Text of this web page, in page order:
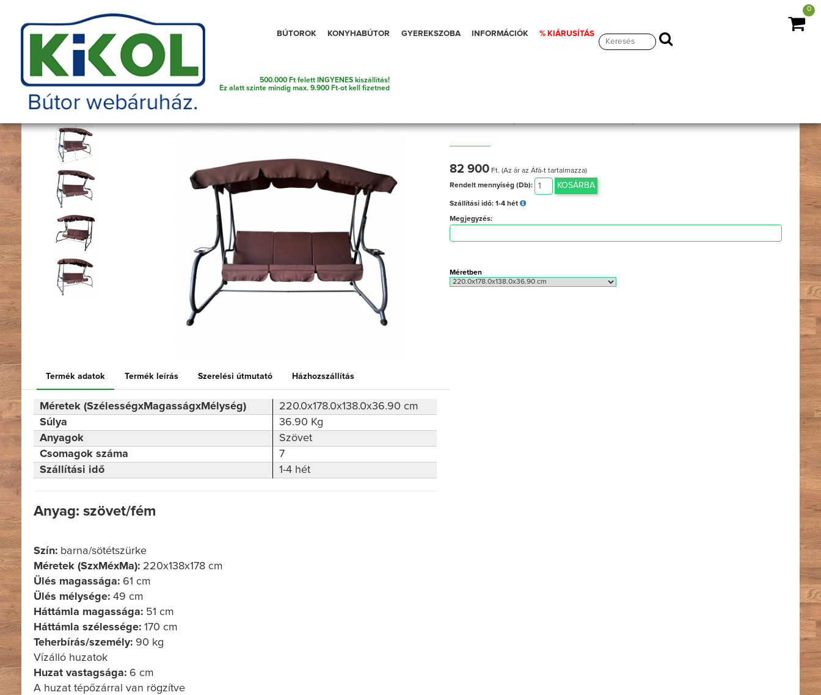
BÚTOROK KONYHABÚTOR GYEREKSZOBA INFORMÁCIÓK % KIÁRUSÍTÁS
500.000 Ft felett INGYENES kiszállítás!
Ez alatt szinte mindig max. 9.900 Ft-ot kell fizetned
0
Főoldal Bútorok Kerti bútor Függőágy, függőfotel
Termék adatok Termék leírás Szerelési útmutató Házhozszállítás
Méretek (SzélességxMagasságxMélység)
220.0x178.0x138.0x36.90 cm
Súlya
36.90 Kg
Anyagok
Szövet
Csomagok száma
7
Szállítási idő
1-4 hét
Anyag: szövet/fém
Szín: barna/sötétszürke
Méretek (SzxMéxMa): 220x138x178 cm
Ülés magassága: 61 cm
Ülés mélysége: 49 cm
Háttámla magassága: 51 cm
Háttámla szélessége: 170 cm
Teherbírás/személy: 90 kg
Vízálló huzatok
Huzat vastagsága: 6 cm
A huzat tépőzárral van rögzítve
82 900Ft. (Az ár az Áfá-t tartalmazza)
Rendelt mennyiség (Db):
KOSÁRBA
Szállítási idő: 1-4 hét
Megjegyzés:
Méretben